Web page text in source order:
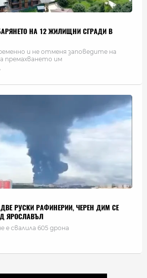
НА 12 ЖИЛИЩНИ СГРАДИ В
и не отменя заповедите на
премахването им
РУСКИ РАФИНЕРИИ, ЧЕРЕН ДИМ СЕ
ЯРОСЛАВЪЛ
е свалила 605 дрона